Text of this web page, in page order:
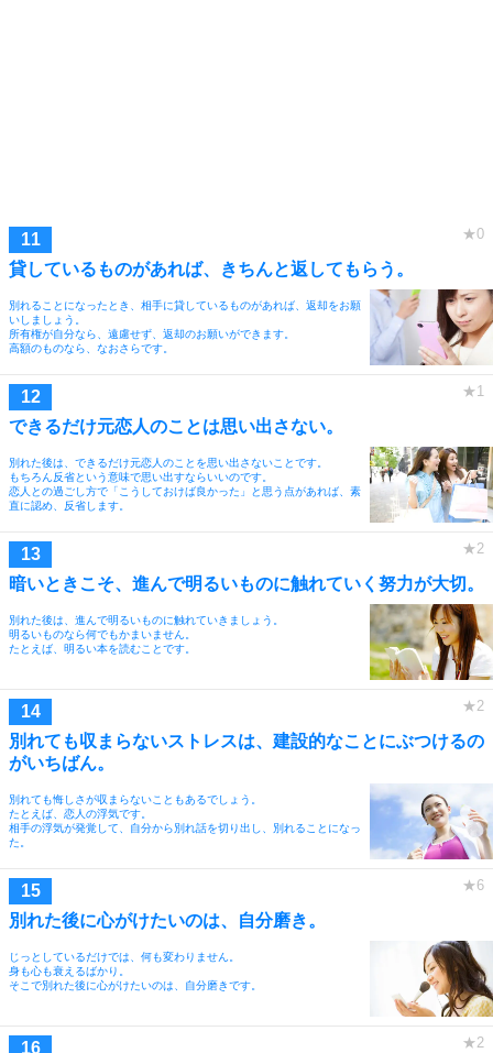
貸しているものがあれば、きちんと返してもらう。
別れることになったとき、相手に貸しているものがあれば、返却をお願
いしましょう。
所有権が自分なら、遠慮せず、返却のお願いができます。
高額のものなら、なおさらです。
できるだけ元恋人のことは思い出さない。
別れた後は、できるだけ元恋人のことを思い出さないことです。
もちろん反省という意味で思い出すならいいのです。
恋人との過ごし方で「こうしておけば良かった」と思う点があれば、素
直に認め、反省します。
暗いときこそ、進んで明るいものに触れていく努力が大切。
別れた後は、進んで明るいものに触れていきましょう。
明るいものなら何でもかまいません。
たとえば、明るい本を読むことです。
別れても収まらないストレスは、建設的なことにぶつけるの
がいちばん。
別れても悔しさが収まらないこともあるでしょう。
たとえば、恋人の浮気です。
相手の浮気が発覚して、自分から別れ話を切り出し、別れることになっ
た。
別れた後に心がけたいのは、自分磨き。
じっとしているだけでは、何も変わりません。
身も心も衰えるばかり。
そこで別れた後に心がけたいのは、自分磨きです。